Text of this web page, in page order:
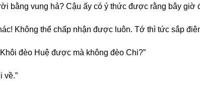
bằng vung hả? Cậu ấy có ý thức được rằng bây giờ
Không thể chấp nhận được luôn. Tớ thì tức sắp
đèo Huệ được mà không đèo Chi?”
về.”